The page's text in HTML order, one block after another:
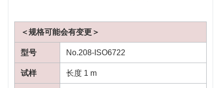
＜规格可能会有变更＞
型号 No.208-ISO6722
试样 长度 1 m